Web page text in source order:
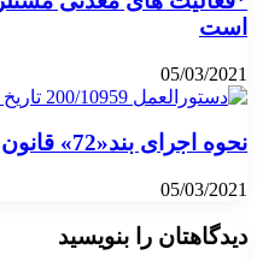
است
05/03/2021
نحوه اجرای بند«72» قانون بودجه سال 1392 کل کشور
05/03/2021
دیدگاهتان را بنویسید